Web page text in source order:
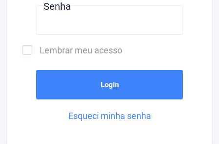
Senha
Lembrar meu acesso
Login
Esqueci minha senha